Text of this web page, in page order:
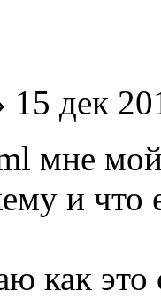
15 дек
мне
и что
как это